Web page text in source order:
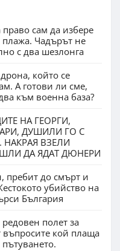
сам да избере
плажа. Чадърът не
с два шезлонга
който се
А готови ли сме,
към военна база?
НА ГЕОРГИ,
ДУШИЛИ ГО С
ВЗЕЛИ
ДА ЯДАТ ДЮНЕРИ
пребит до смърт и
убийство на
България
полет за
въпросите кой плаща